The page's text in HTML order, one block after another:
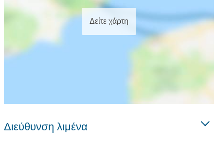
Δείτε χάρτη
Διεύθυνση λιμένα